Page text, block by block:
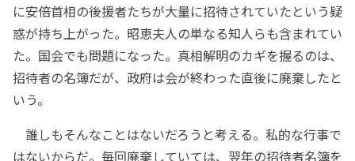
に安倍首相の後援者たちが大量に招待されていたという疑
惑が持ち上がった。昭恵夫人の単なる知人らも含まれてい
た。国会でも問題になった。真相解明のカギを握るのは、
招待者の名簿だが、政府は会が終わった直後に廃棄したと
いう。
誰しもそんなことはないだろうと考える。私的な行事で
はないからだ。毎回廃棄していては、翌年の招待者名簿を